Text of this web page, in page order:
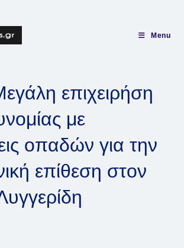
Menu
επιχειρήση
με
οπαδών για την
επίθεση στον